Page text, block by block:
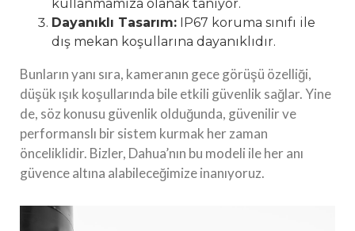
kullanmamıza olanak tanıyor.
Dayanıklı Tasarım: IP67 koruma sınıfı ile
dış mekan koşullarına dayanıklıdır.
Bunların yanı sıra, kameranın gece görüşü özelliği,
düşük ışık koşullarında bile etkili güvenlik sağlar. Yine
de, söz konusu güvenlik olduğunda, güvenilir ve
performanslı bir sistem kurmak her zaman
önceliklidir. Bizler, Dahua’nın bu modeli ile her anı
güvence altına alabileceğimize inanıyoruz.